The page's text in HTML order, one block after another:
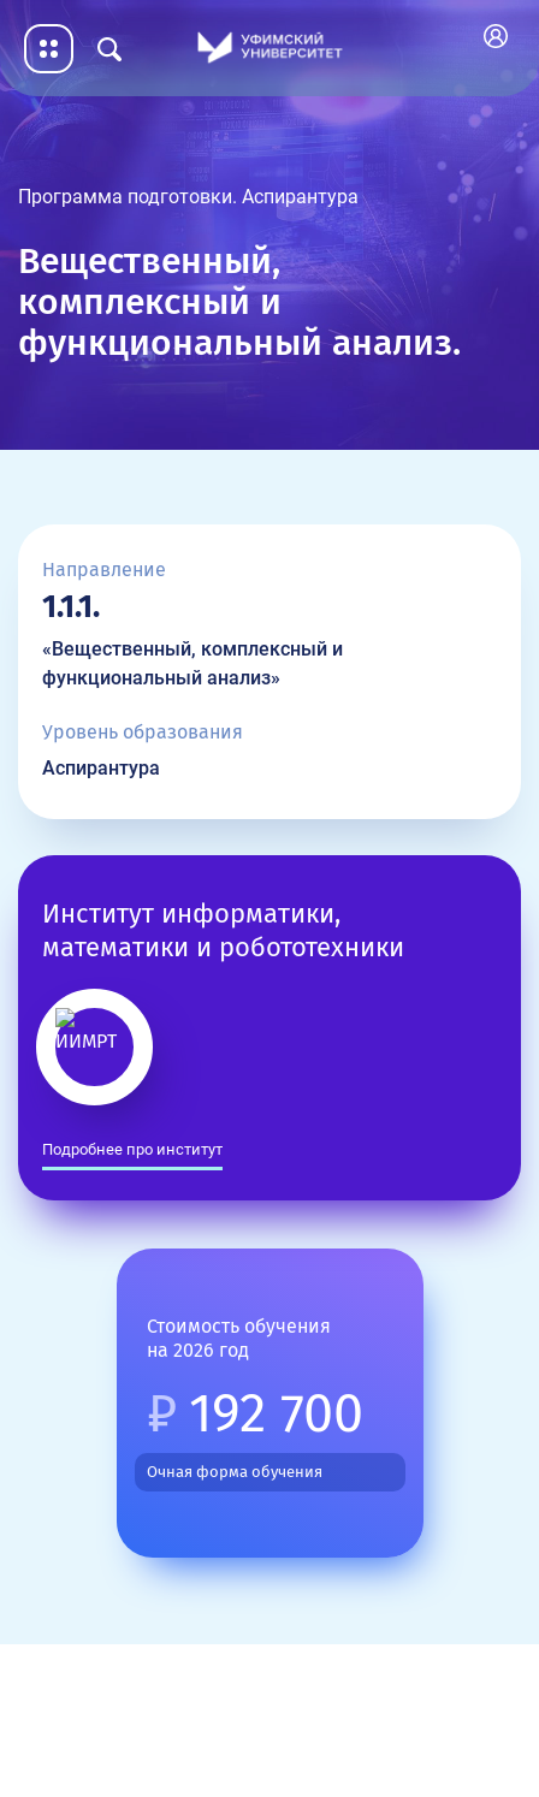
Программа подготовки. Аспирантура
Вещественный,
комплексный и
функциональный анализ.
Направление
1.1.1.
«Вещественный, комплексный и
функциональный анализ»
Уровень образования
Аспирантура
Институт информатики,
математики и робототехники
Подробнее про институт
Стоимость обучения
на 2026 год
₽ 192 700
Очная форма обучения